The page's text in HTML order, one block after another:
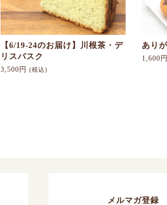
【6/19-24のお届け】川根茶・デ
リスバスク
3,500円 (税込)
あり
1,600円
お買い物を続ける カ
メルマガ登録